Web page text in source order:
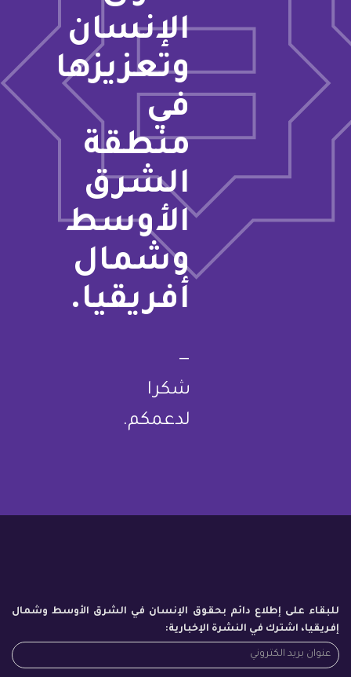
الإنسان
وتعزيزها
في
منطقة
الشرق
الأوسط
وشمال
أفريقيا.
—
شكرا
لدعمكم.
للبقاء على إطلاع دائم بحقوق الإنسان في الشرق الأوسط وشمال
إفريقيا، اشترك في النشرة الإخبارية: